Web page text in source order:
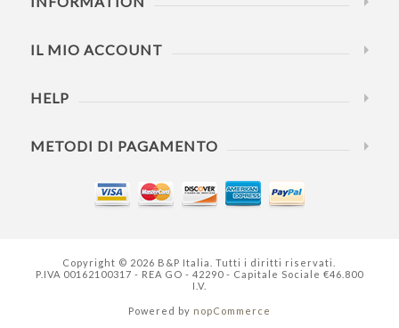
IL MIO ACCOUNT
HELP
METODI DI PAGAMENTO
Copyright © 2026 B&P Italia. Tutti i diritti riservati.
P.IVA 00162100317 - REA GO - 42290 - Capitale Sociale €46.800
I.V.
Powered by nopCommerce